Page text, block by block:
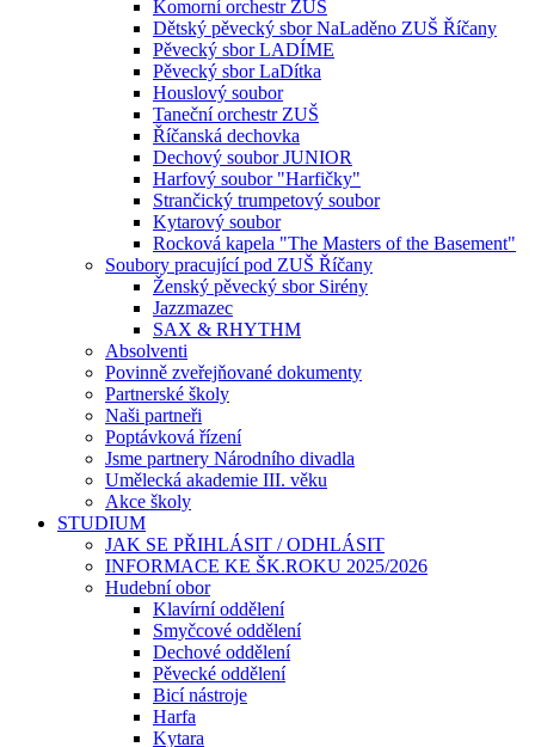
Komorní orchestr ZUŠ
Dětský pěvecký sbor NaLaděno ZUŠ Říčany
Pěvecký sbor LADÍME
Pěvecký sbor LaDítka
Houslový soubor
Taneční orchestr ZUŠ
Říčanská dechovka
Dechový soubor JUNIOR
Harfový soubor "Harfičky"
Strančický trumpetový soubor
Kytarový soubor
Rocková kapela "The Masters of the Basement"
Soubory pracující pod ZUŠ Říčany
Ženský pěvecký sbor Sirény
Jazzmazec
SAX & RHYTHM
Absolventi
Povinně zveřejňované dokumenty
Partnerské školy
Naši partneři
Poptávková řízení
Jsme partnery Národního divadla
Umělecká akademie III. věku
Akce školy
STUDIUM
JAK SE PŘIHLÁSIT / ODHLÁSIT
INFORMACE KE ŠK.ROKU 2025/2026
Hudební obor
Klavírní oddělení
Smyčcové oddělení
Dechové oddělení
Pěvecké oddělení
Bicí nástroje
Harfa
Kytara